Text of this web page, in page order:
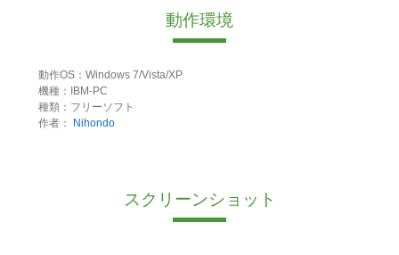
動作環境
動作OS：Windows 7/Vista/XP
機種：IBM-PC
種類：フリーソフト
作者：
Nihondo
スクリーンショット